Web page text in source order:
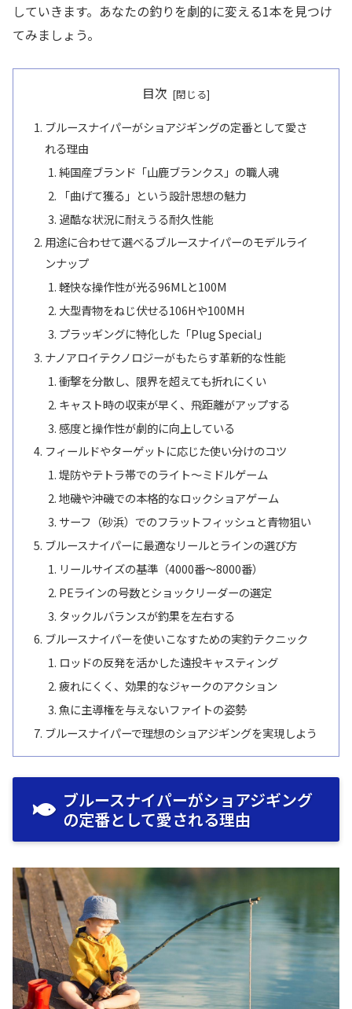
していきます。あなたの釣りを劇的に変える1本を見つけ
てみましょう。
目次
ブルースナイパーがショアジギングの定番として愛さ
れる理由
純国産ブランド「山鹿ブランクス」の職人魂
「曲げて獲る」という設計思想の魅力
過酷な状況に耐えうる耐久性能
用途に合わせて選べるブルースナイパーのモデルライ
ンナップ
軽快な操作性が光る96MLと100M
大型青物をねじ伏せる106Hや100MH
プラッギングに特化した「Plug Special」
ナノアロイテクノロジーがもたらす革新的な性能
衝撃を分散し、限界を超えても折れにくい
キャスト時の収束が早く、飛距離がアップする
感度と操作性が劇的に向上している
フィールドやターゲットに応じた使い分けのコツ
堤防やテトラ帯でのライト〜ミドルゲーム
地磯や沖磯での本格的なロックショアゲーム
サーフ（砂浜）でのフラットフィッシュと青物狙い
ブルースナイパーに最適なリールとラインの選び方
リールサイズの基準（4000番〜8000番）
PEラインの号数とショックリーダーの選定
タックルバランスが釣果を左右する
ブルースナイパーを使いこなすための実釣テクニック
ロッドの反発を活かした遠投キャスティング
疲れにくく、効果的なジャークのアクション
魚に主導権を与えないファイトの姿勢
ブルースナイパーで理想のショアジギングを実現しよう
ブルースナイパーがショアジギング
の定番として愛される理由